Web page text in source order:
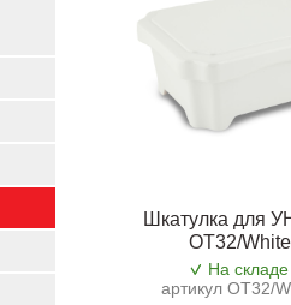
Шкатулка для
OT32/White
На складе
артикул OT32/